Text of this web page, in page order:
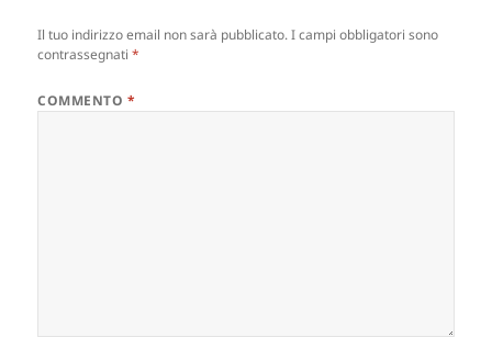
Il tuo indirizzo email non sarà pubblicato. I campi obbligatori sono
contrassegnati*
COMMENTO *